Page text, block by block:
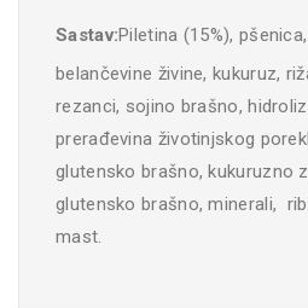
Sastav:Piletina (15%),
belančevine živine, kukuruz,
rezanci, sojino brašno,
prerađevina životinjskog
glutensko brašno, kukuruzno
glutensko brašno, minerali,
mast.